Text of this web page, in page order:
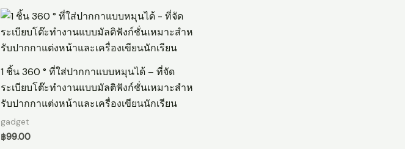
1 ชิ้น 360 ° ที่ใส่ปากกาแบบหมุนได้ – ที่จัด
ระเบียบโต๊ะทํางานแบบมัลติฟังก์ชั่นเหมาะสําห
รับปากกาแต่งหน้าและเครื่องเขียนนักเรียน
gadget
฿99.00